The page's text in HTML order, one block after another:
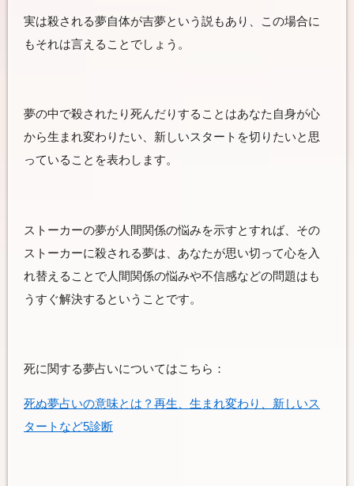
実は殺される夢自体が吉夢という説もあり、この場合に
もそれは言えることでしょう。
夢の中で殺されたり死んだりすることはあなた自身が心
から生まれ変わりたい、新しいスタートを切りたいと思
っていることを表わします。
ストーカーの夢が人間関係の悩みを示すとすれば、その
ストーカーに殺される夢は、あなたが思い切って心を入
れ替えることで人間関係の悩みや不信感などの問題はも
うすぐ解決するということです。
死に関する夢占いについてはこちら：
死ぬ夢占いの意味とは？再生、生まれ変わり、新しいス
タートなど5診断